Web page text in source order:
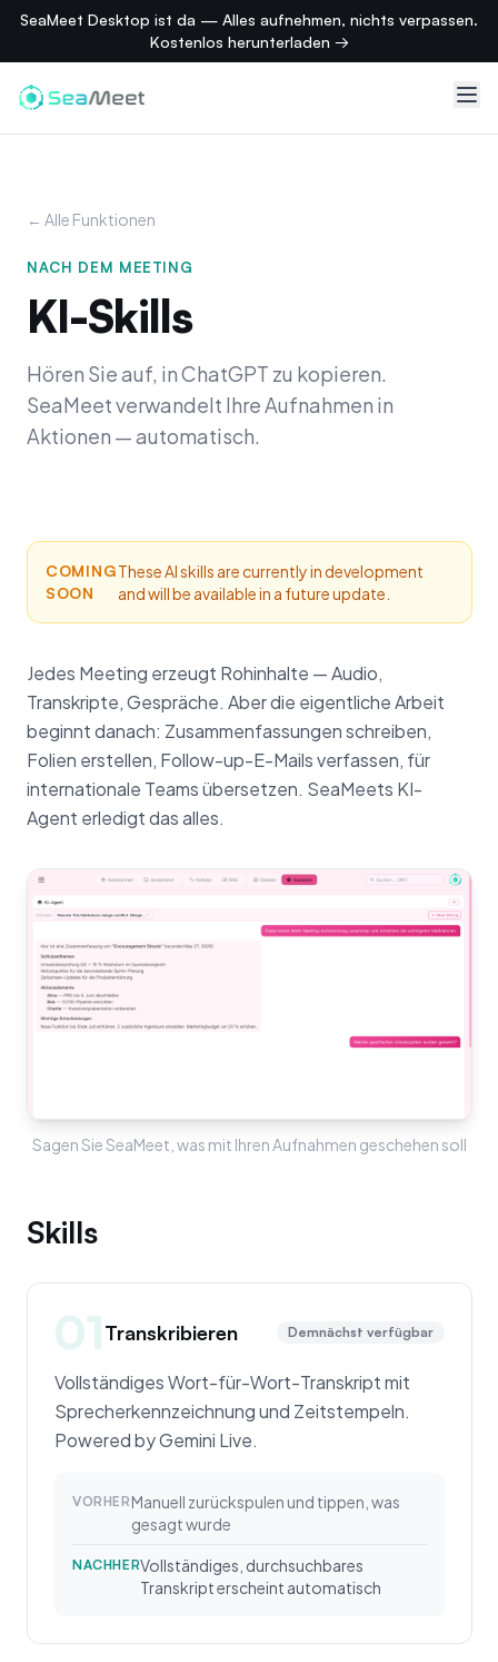
SeaMeet Desktop ist da — Alles aufnehmen, nichts verpassen.
Kostenlos herunterladen →
← Alle Funktionen
NACH DEM MEETING
KI-Skills
Hören Sie auf, in ChatGPT zu kopieren.
SeaMeet verwandelt Ihre Aufnahmen in
Aktionen — automatisch.
COMING
SOON
These AI skills are currently in development
and will be available in a future update.
Jedes Meeting erzeugt Rohinhalte — Audio,
Transkripte, Gespräche. Aber die eigentliche Arbeit
beginnt danach: Zusammenfassungen schreiben,
Folien erstellen, Follow-up-E-Mails verfassen, für
internationale Teams übersetzen. SeaMeets KI-
Agent erledigt das alles.
Sagen Sie SeaMeet, was mit Ihren Aufnahmen geschehen soll
Skills
01Transkribieren Demnächst verfügbar
Vollständiges Wort-für-Wort-Transkript mit
Sprecherkennzeichnung und Zeitstempeln.
Powered by Gemini Live.
VORHER Manuell zurückspulen und tippen, was
gesagt wurde
NACHHERVollständiges, durchsuchbares
Transkript erscheint automatisch